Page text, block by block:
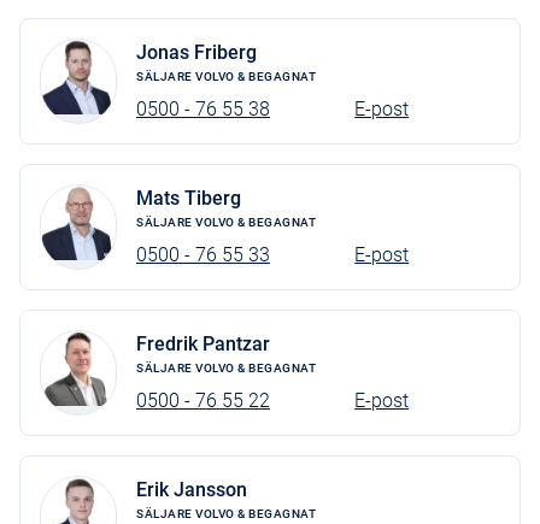
Jonas Friberg
SÄLJARE VOLVO & BEGAGNAT
0500 - 76 55 38 E-post
Mats Tiberg
SÄLJARE VOLVO & BEGAGNAT
0500 - 76 55 33 E-post
Fredrik Pantzar
SÄLJARE VOLVO & BEGAGNAT
0500 - 76 55 22 E-post
Erik Jansson
SÄLJARE VOLVO & BEGAGNAT